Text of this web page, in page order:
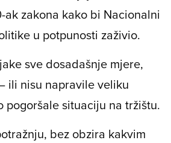
ak zakona kako bi Nacionalni
u potpunosti zaživio.
sve dosadašnje mjere,
ili nisu napravile veliku
pogoršale situaciju na tržištu.
bez obzira kakvim